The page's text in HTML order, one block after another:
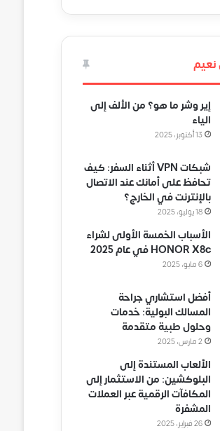
إير وشر ما هو؟ من الألف إلى
الياء
13 أكتوبر، 2025
شبكات VPN أثناء السفر: كيف
تحافظ على أمانك عند الاتصال
بالإنترنت في الخارج؟
18 يوليو، 2025
الأسباب الخمسة الأولى لشراء
HONOR X8c في عام 2025
6 مايو، 2025
أفضل استشاري جراحة
المسالك البولية: خدمات
وحلول طبية متقدمة
2 مارس، 2025
الألعاب المستندة إلى
البلوكشين: من الاستثمار إلى
المكافآت الرقمية عبر العملات
المشفرة
26 فبراير، 2025